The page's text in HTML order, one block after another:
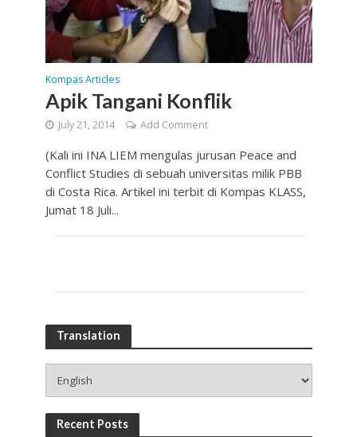
Kompas Articles
Apik Tangani Konflik
July 21, 2014 Add Comment
(Kali ini INA LIEM mengulas jurusan Peace and
Conflict Studies di sebuah universitas milik PBB
di Costa Rica. Artikel ini terbit di Kompas KLASS,
Jumat 18 Juli...
Translation
Recent Posts